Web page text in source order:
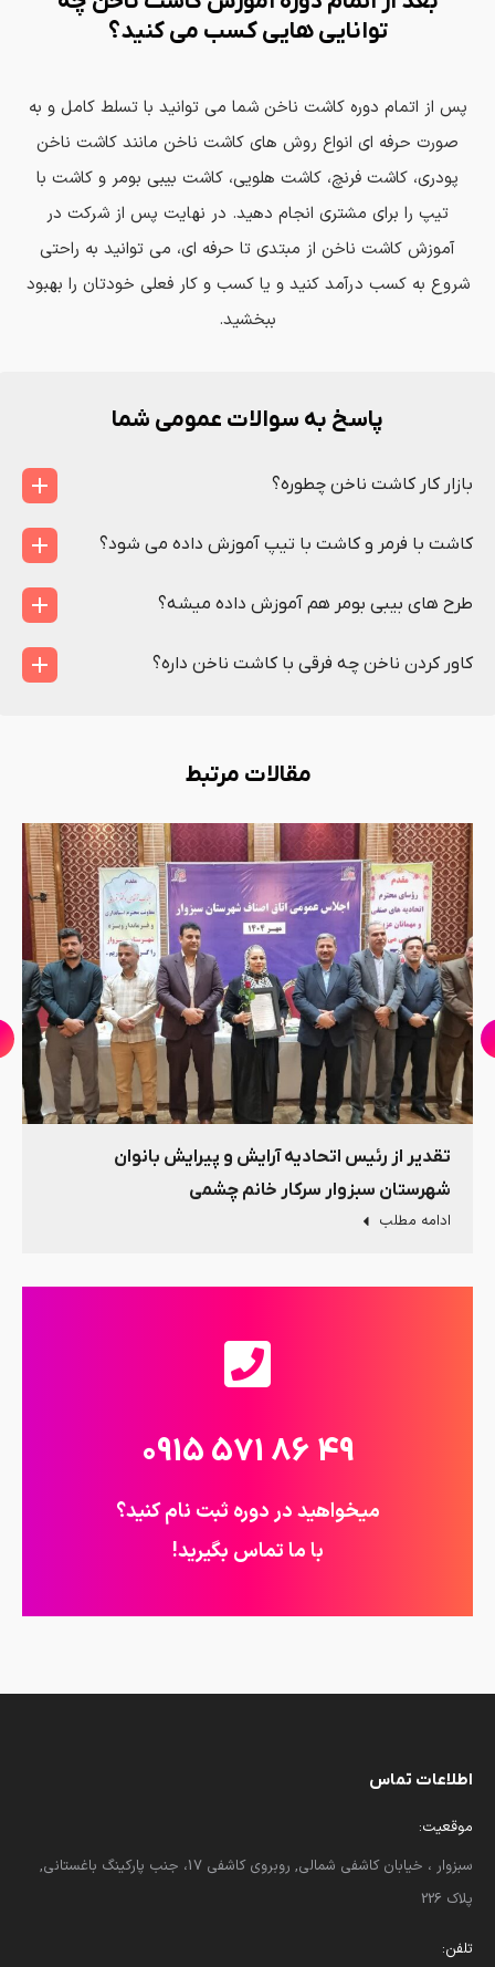
توانایی هایی کسب می کنید؟
پس از اتمام دوره کاشت ناخن شما می توانید با تسلط کامل و به
صورت حرفه ای انواع روش های کاشت ناخن مانند کاشت ناخن
پودری، کاشت فرنچ، کاشت هلویی، کاشت بیبی بومر و کاشت با
تیپ را برای مشتری انجام دهید. در نهایت پس از شرکت در
آموزش کاشت ناخن از مبتدی تا حرفه ای، می توانید به راحتی
شروع به کسب درآمد کنید و یا کسب و کار فعلی خودتان را بهبود
ببخشید.
پاسخ به سوالات عمومی شما
بازار کار کاشت ناخن چطوره؟
کاشت با فرمر و کاشت با تیپ آموزش داده می شود؟
طرح های بیبی بومر هم آموزش داده میشه؟
کاور کردن ناخن چه فرقی با کاشت ناخن داره؟
مقالات مرتبط
تقدیر از رئیس اتحادیه آرایش و پیرایش بانوان
شهرستان سبزوار سرکار خانم چشمی
ادامه مطلب
49 86 571 0915
میخواهید در دوره ثبت نام کنید؟
با ما تماس بگیرید!
اطلاعات تماس
موقعیت:
سبزوار ، خیابان کاشفی شمالی, روبروی کاشفی 17، جنب پارکینگ باغستانی,
پلاک 226
تلفن: